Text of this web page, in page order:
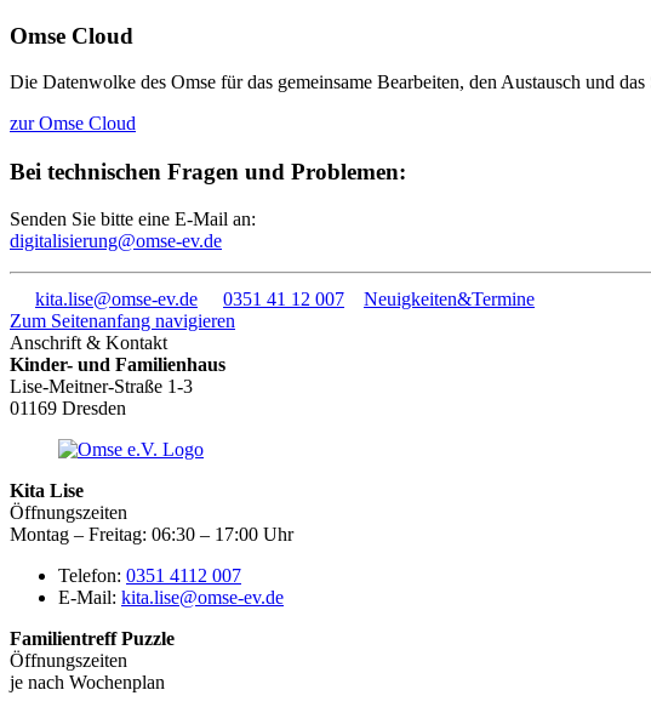
Omse Cloud
Die Datenwolke des Omse für das gemeinsame Bearbeiten, den Austausch und
zur Omse Cloud
Bei technischen Fragen und Problemen:
Senden Sie bitte eine E-Mail an:
digitalisierung@omse-ev.de
kita.lise@omse-ev.de 0351 41 12 007
Neuigkeiten&Termine
Zum Seitenanfang navigieren
Anschrift & Kontakt
Kinder- und Familienhaus
Lise-Meitner-Straße 1-3
01169 Dresden
Kita Lise
Öffnungszeiten
Montag – Freitag: 06:30 – 17:00 Uhr
Telefon: 0351 4112 007
E-Mail: kita.lise@omse-ev.de
Familientreff Puzzle
Öffnungszeiten
je nach Wochenplan